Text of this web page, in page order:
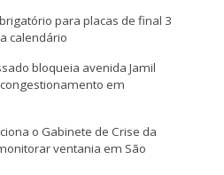
para placas de final 3
calendário
bloqueia avenida Jamil
em
o Gabinete de Crise da
ventania em São